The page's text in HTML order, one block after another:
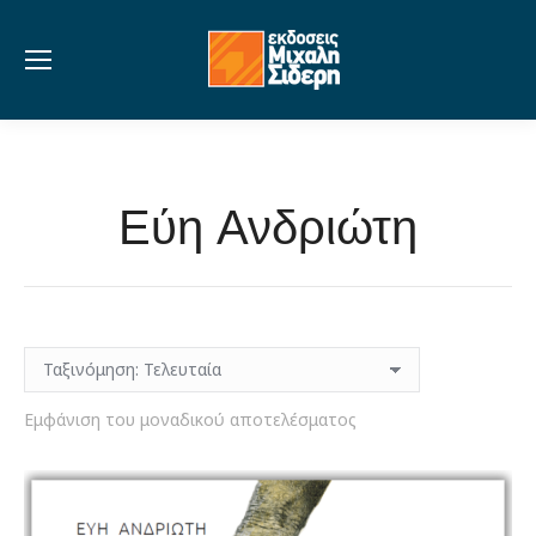
Εύη Ανδριώτη
Εμφάνιση του μοναδικού αποτελέσματος